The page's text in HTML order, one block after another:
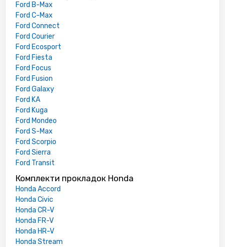
Ford B-Max
Ford C-Max
Ford Connect
Ford Courier
Ford Ecosport
Ford Fiesta
Ford Focus
Ford Fusion
Ford Galaxy
Ford KA
Ford Kuga
Ford Mondeo
Ford S-Max
Ford Scorpio
Ford Sierra
Ford Transit
Комплекти прокладок Honda
Honda Accord
Honda Civic
Honda CR-V
Honda FR-V
Honda HR-V
Honda Stream